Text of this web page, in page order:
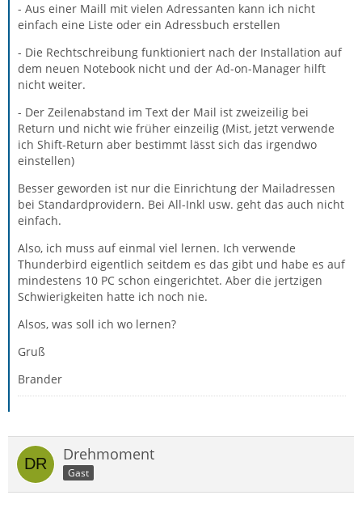
- Aus einer Maill mit vielen Adressanten kann ich nicht
einfach eine Liste oder ein Adressbuch erstellen
- Die Rechtschreibung funktioniert nach der Installation auf
dem neuen Notebook nicht und der Ad-on-Manager hilft
nicht weiter.
- Der Zeilenabstand im Text der Mail ist zweizeilig bei
Return und nicht wie früher einzeilig (Mist, jetzt verwende
ich Shift-Return aber bestimmt lässt sich das irgendwo
einstellen)
Besser geworden ist nur die Einrichtung der Mailadressen
bei Standardprovidern. Bei All-Inkl usw. geht das auch nicht
einfach.
Also, ich muss auf einmal viel lernen. Ich verwende
Thunderbird eigentlich seitdem es das gibt und habe es auf
mindestens 10 PC schon eingerichtet. Aber die jertzigen
Schwierigkeiten hatte ich noch nie.
Alsos, was soll ich wo lernen?
Gruß
Brander
Drehmoment
Gast